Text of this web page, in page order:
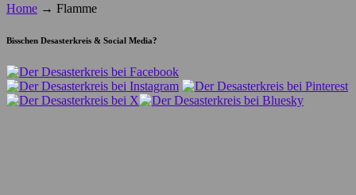
Home → Flamme
Bisschen Desasterkreis & Social Media?